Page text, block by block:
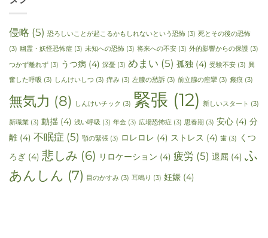
侵略 (5) 恐ろしいことが起こるかもしれないという恐怖 (3) 死とその後の恐怖
(3) 幽霊・妖怪恐怖症 (3) 未知への恐怖 (3) 将来への不安 (3) 外的影響からの保護 (3)
つかず離れず (3) うつ病 (4) 深憂 (3) めまい (5) 孤独 (4) 受験不安 (3) 興
奮した呼吸 (3) しんけいしつ (3) 痒み (3) 左膝の愁訴 (3) 前立腺の痙攣 (3) 瘢痕 (3)
無気力 (8) しんけいチック (3) 緊張 (12) 新しいスタート (3)
新職業 (3) 動揺 (4) 浅い呼吸 (3) 年金 (3) 広場恐怖症 (3) 思春期 (3) 安心 (4) 分
離 (4) 不眠症 (5) 顎の緊張 (3) ロレロレ (4) ストレス (4) 歯 (3)
くつ
ろぎ (4) 悲しみ (6) リロケーション (4) 疲労 (5) 退屈 (4) ふ
あんしん (7) 目のかすみ (3) 耳鳴り (3) 妊娠 (4)